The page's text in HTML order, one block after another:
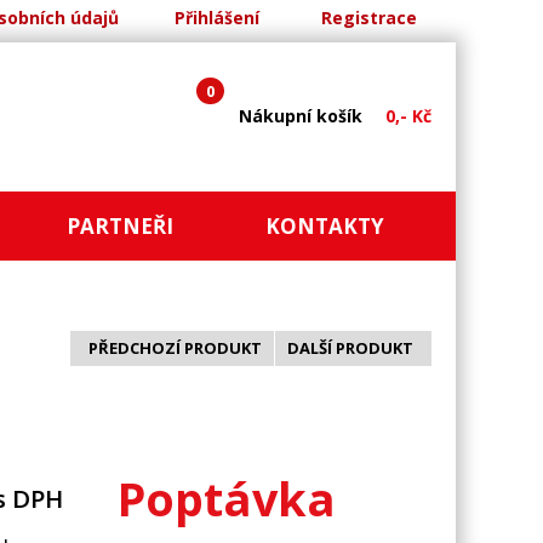
údajů Přihlášení Registrace
Nákupní košík 0,- Kč
0
PARTNEŘI KONTAKTY
DALŠÍ PRODUKT
PŘEDCHOZÍ PRODUKT
DPH Poptávka